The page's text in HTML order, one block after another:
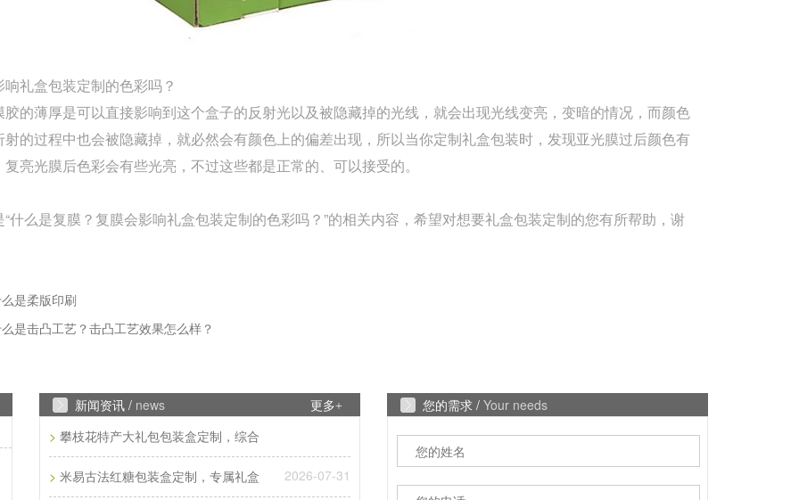
响礼盒包装定制的色彩吗？
胶的薄厚是可以直接影响到这个盒子的反射光以及被隐藏掉的光线，就会出现光线变亮，变暗的情况，而颜色
射的过程中也会被隐藏掉，就必然会有颜色上的偏差出现，所以当你定制礼盒包装时，发现亚光膜过后颜色有
亮光膜后色彩会有些光亮，不过这些都是正常的、可以接受的。
“什么是复膜？复膜会影响礼盒包装定制的色彩吗？”的相关内容，希望对想要礼盒包装定制的您有所帮助，谢
是柔版印刷
是击凸工艺？击凸工艺效果怎么样？
新闻资讯 / news 更多+
> 攀枝花特产大礼包包装盒定制，综合
2026-07-31
> 米易古法红糖包装盒定制，专属礼盒
您的需求 / Your needs